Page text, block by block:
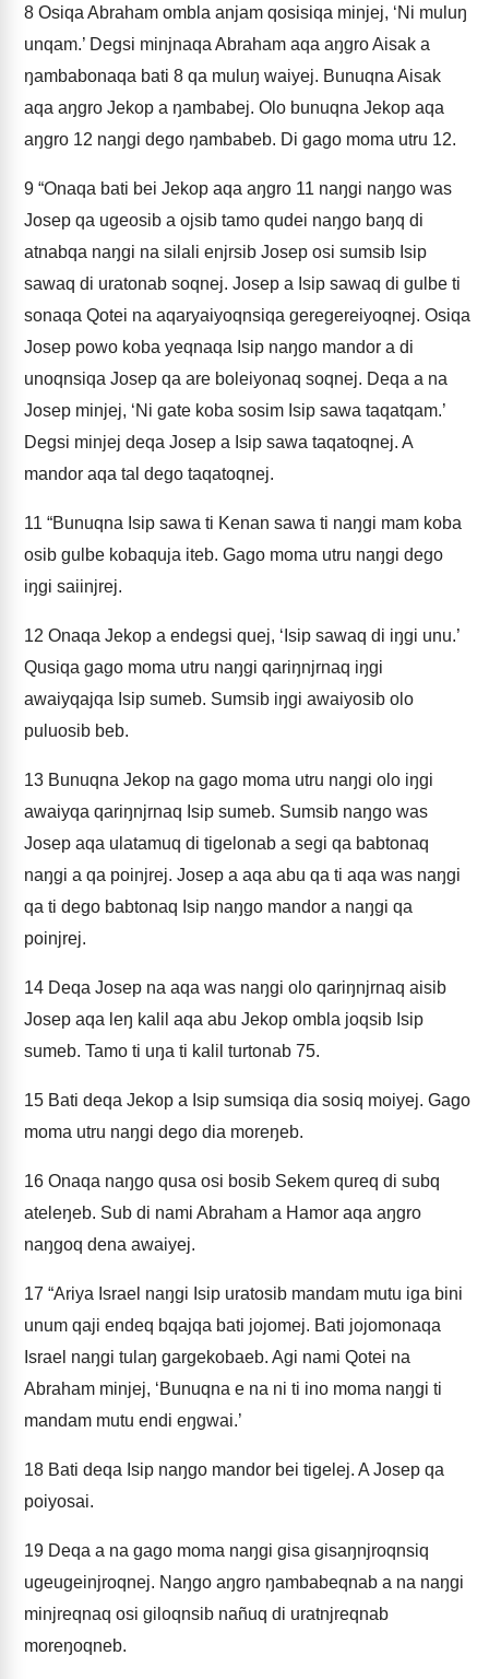
8 Osiqa Abraham ombla anjam qosisiqa minjej, ‘Ni muluŋ
unqam.’ Degsi minjnaqa Abraham aqa aŋgro Aisak a
ŋambabonaqa bati 8 qa muluŋ waiyej. Bunuqna Aisak
aqa aŋgro Jekop a ŋambabej. Olo bunuqna Jekop aqa
aŋgro 12 naŋgi dego ŋambabeb. Di gago moma utru 12.
9 “Onaqa bati bei Jekop aqa aŋgro 11 naŋgi naŋgo was
Josep qa ugeosib a ojsib tamo qudei naŋgo baŋq di
atnabqa naŋgi na silali enjrsib Josep osi sumsib Isip
sawaq di uratonab soqnej. Josep a Isip sawaq di gulbe ti
sonaqa Qotei na aqaryaiyoqnsiqa geregereiyoqnej. Osiqa
Josep powo koba yeqnaqa Isip naŋgo mandor a di
unoqnsiqa Josep qa are boleiyonaq soqnej. Deqa a na
Josep minjej, ‘Ni gate koba sosim Isip sawa taqatqam.’
Degsi minjej deqa Josep a Isip sawa taqatoqnej. A
mandor aqa tal dego taqatoqnej.
11 “Bunuqna Isip sawa ti Kenan sawa ti naŋgi mam koba
osib gulbe kobaquja iteb. Gago moma utru naŋgi dego
iŋgi saiinjrej.
12 Onaqa Jekop a endegsi quej, ‘Isip sawaq di iŋgi unu.’
Qusiqa gago moma utru naŋgi qariŋnjrnaq iŋgi
awaiyqajqa Isip sumeb. Sumsib iŋgi awaiyosib olo
puluosib beb.
13 Bunuqna Jekop na gago moma utru naŋgi olo iŋgi
awaiyqa qariŋnjrnaq Isip sumeb. Sumsib naŋgo was
Josep aqa ulatamuq di tigelonab a segi qa babtonaq
naŋgi a qa poinjrej. Josep a aqa abu qa ti aqa was naŋgi
qa ti dego babtonaq Isip naŋgo mandor a naŋgi qa
poinjrej.
14 Deqa Josep na aqa was naŋgi olo qariŋnjrnaq aisib
Josep aqa leŋ kalil aqa abu Jekop ombla joqsib Isip
sumeb. Tamo ti uŋa ti kalil turtonab 75.
15 Bati deqa Jekop a Isip sumsiqa dia sosiq moiyej. Gago
moma utru naŋgi dego dia moreŋeb.
16 Onaqa naŋgo qusa osi bosib Sekem qureq di subq
ateleŋeb. Sub di nami Abraham a Hamor aqa aŋgro
naŋgoq dena awaiyej.
17 “Ariya Israel naŋgi Isip uratosib mandam mutu iga bini
unum qaji endeq bqajqa bati jojomej. Bati jojomonaqa
Israel naŋgi tulaŋ gargekobaeb. Agi nami Qotei na
Abraham minjej, ‘Bunuqna e na ni ti ino moma naŋgi ti
mandam mutu endi eŋgwai.’
18 Bati deqa Isip naŋgo mandor bei tigelej. A Josep qa
poiyosai.
19 Deqa a na gago moma naŋgi gisa gisaŋnjroqnsiq
ugeugeinjroqnej. Naŋgo aŋgro ŋambabeqnab a na naŋgi
minjreqnaq osi giloqnsib nañuq di uratnjreqnab
moreŋoqneb.